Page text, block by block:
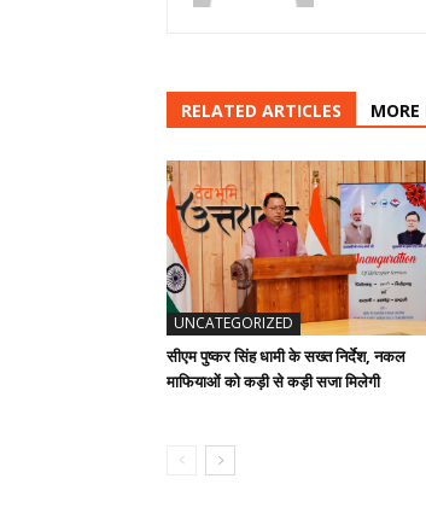
RELATED ARTICLES
UNCATEGORIZED
सीएम पुष्कर सिंह धामी के सख्त निर्देश, नकल
माफियाओं को कड़ी से कड़ी सजा मिलेगी